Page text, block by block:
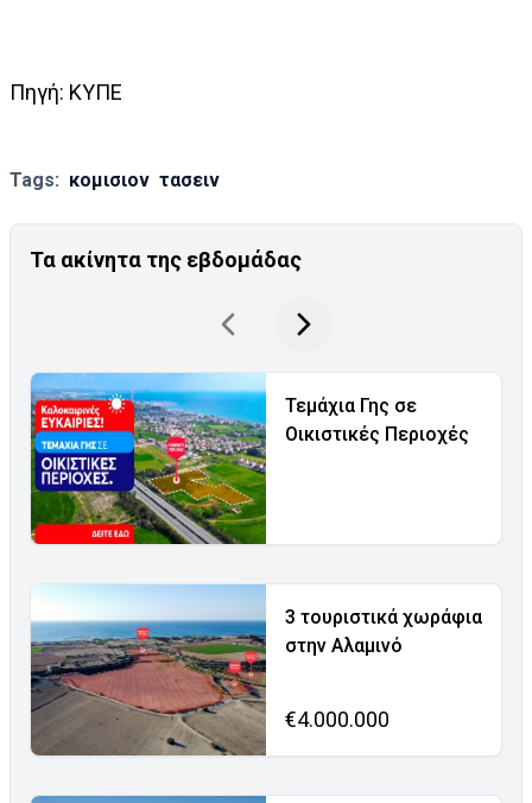
Πηγή: ΚΥΠΕ
Tags: κομισιον τασειν
Τα ακίνητα της εβδομάδας
Τεμάχια Γης σε
Οικιστικές Περιοχές
3 τουριστικά χωράφια
στην Αλαμινό
€4.000.000